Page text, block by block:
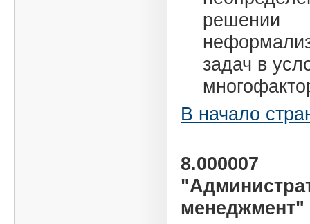
решении
задач в
В начало
8.000007
менеджмент"